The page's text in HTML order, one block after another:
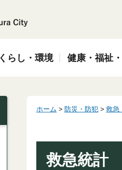
くらし・環境 健康・福祉
ホーム > 防災・防犯 > 救急
救急統計